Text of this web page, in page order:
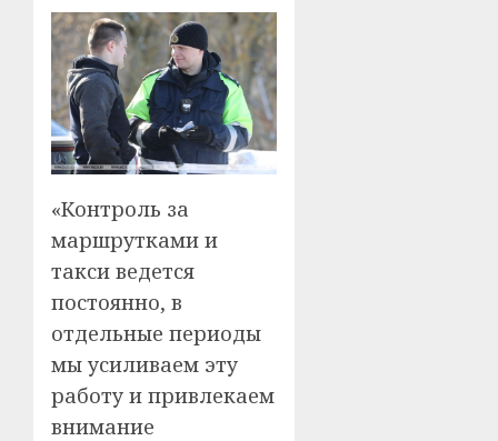
«Контроль за
маршрутками и
такси ведется
постоянно, в
отдельные периоды
мы усиливаем эту
работу и привлекаем
внимание